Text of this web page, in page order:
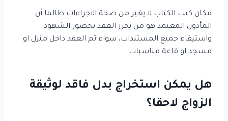
مكان كتب الكتاب لا يغير من صحة الاجراءات طالما أن
المأذون المعتمد هو من يحرر العقد بحضور الشهود
واستيفاء جميع المستندات، سواء تم العقد داخل منزل او
مسجد او قاعة مناسبات.
هل يمكن استخراج بدل فاقد لوثيقة
الزواج لاحقا؟